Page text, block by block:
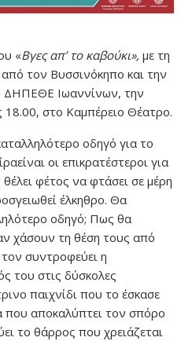
«Βγες απ’ το καβούκι»,με τη
τον Βυσσινόκηπο και την
ΔΗΠΕΘΕ Ιωαννίνων, την
18.00, στο Καμπέρειο Θέατρο.
οδηγό για το
οι επικρατέστεροι για
φέτος να φτάσει σε μέρη
έλκηθρο. Θα
οδηγό; Πως θα
χάσουν τη θέση τους από
συντροφεύει η
του στις δύσκολες
παιχνίδι που το έσκασε
που αποκαλύπτει τον σπόρο
το θάρρος που χρειάζεται